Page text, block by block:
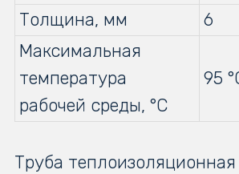
Толщина, мм
6
Максимальная
температура
рабочей среды, °С
95
Труба